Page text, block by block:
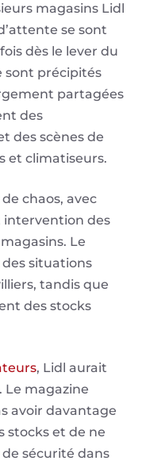
magasins Lidl
se sont
dès le lever du
sont précipités
partagées
des
des scènes de
et climatiseurs.
chaos, avec
intervention des
Le
situations
tandis que
des stocks
, Lidl aurait
magazine
avoir davantage
stocks et de ne
sécurité dans